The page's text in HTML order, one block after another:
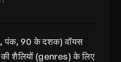
पंक, 90 के दशक) वॉयस
शैलियों (genres) के लिए